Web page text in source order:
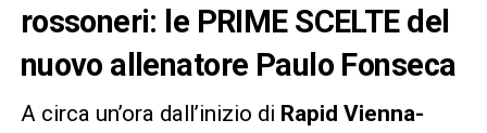
rossoneri: le PRIME SCELTE del
nuovo allenatore Paulo Fonseca
A circa un’ora dall’inizio di Rapid Vienna-